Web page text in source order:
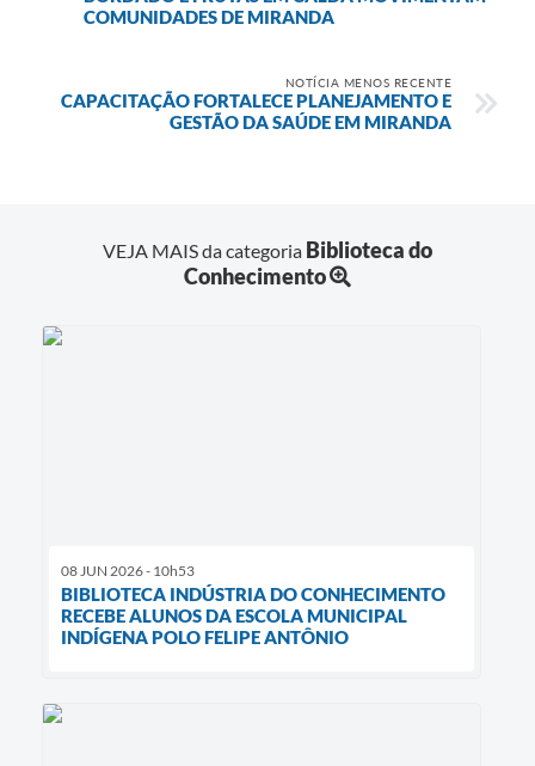
COMUNIDADES DE MIRANDA
NOTÍCIA MENOS RECENTE
CAPACITAÇÃO FORTALECE PLANEJAMENTO E
GESTÃO DA SAÚDE EM MIRANDA
VEJA MAIS da categoria Biblioteca do
Conhecimento
08 JUN 2026 - 10h53
BIBLIOTECA INDÚSTRIA DO CONHECIMENTO
RECEBE ALUNOS DA ESCOLA MUNICIPAL
INDÍGENA POLO FELIPE ANTÔNIO